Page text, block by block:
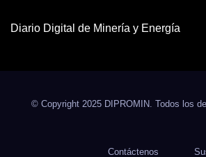
Diario Digital de Minería y Energía
© Copyright 2025 DIPROMIN. Todos los
Contáctenos